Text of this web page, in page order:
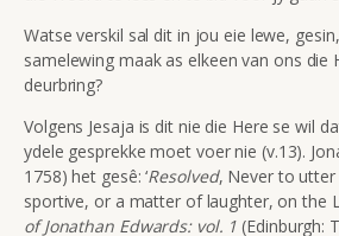
Watse verskil sal dit in jou eie lewe,
samelewing maak as elkeen van ons die
deurbring?
Volgens Jesaja is dit nie die Here se wil
ydele gesprekke moet voer nie (v.13).
1758) het gesê: ‘Resolved, Never to
sportive, or a matter of laughter, on the
of Jonathan Edwards: vol. 1 (Edinburgh: